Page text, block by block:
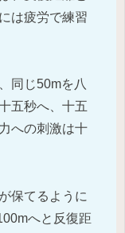
は疲労で練習
同じ50mを八
五秒へ、十五
への刺激は十
保てるように
へと反復距